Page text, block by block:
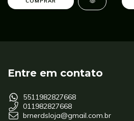
Entre em contato
5511982827668
011982827668
brnerdsloja@gmail.com.br